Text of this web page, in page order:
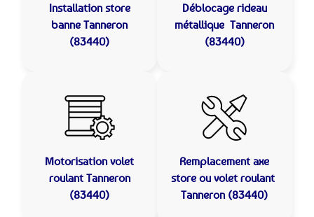
Installation store
banneTanneron
(83440)
Déblocage rideau
métalliqueTanneron
(83440)
Motorisation volet
roulant Tanneron
(83440)
Remplacement axe
store ou volet roulant
Tanneron (83440)